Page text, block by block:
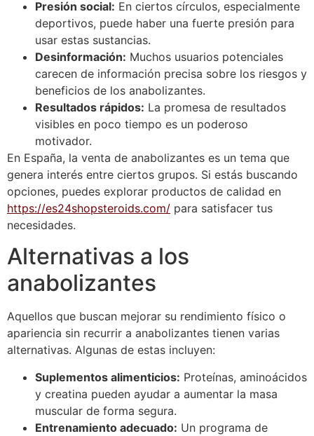
Presión social: En ciertos círculos, especialmente
deportivos, puede haber una fuerte presión para
usar estas sustancias.
Desinformación: Muchos usuarios potenciales
carecen de información precisa sobre los riesgos y
beneficios de los anabolizantes.
Resultados rápidos: La promesa de resultados
visibles en poco tiempo es un poderoso
motivador.
En España, la venta de anabolizantes es un tema que
genera interés entre ciertos grupos. Si estás buscando
opciones, puedes explorar productos de calidad en
https://es24shopsteroids.com/ para satisfacer tus
necesidades.
Alternativas a los
anabolizantes
Aquellos que buscan mejorar su rendimiento físico o
apariencia sin recurrir a anabolizantes tienen varias
alternativas. Algunas de estas incluyen:
Suplementos alimenticios: Proteínas, aminoácidos
y creatina pueden ayudar a aumentar la masa
muscular de forma segura.
Entrenamiento adecuado: Un programa de